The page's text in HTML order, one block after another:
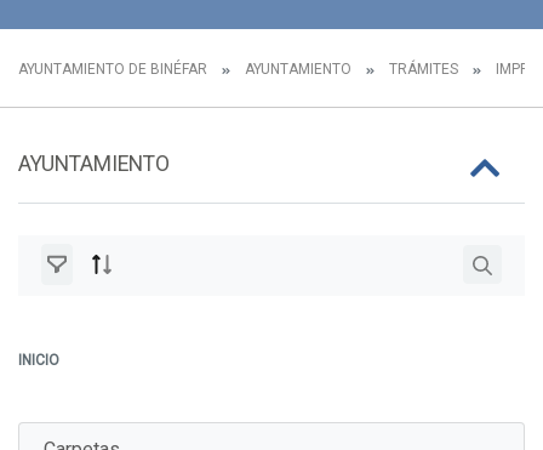
AYUNTAMIENTO DE BINÉFAR AYUNTAMIENTO TRÁMITES
AYUNTAMIENTO
INICIO